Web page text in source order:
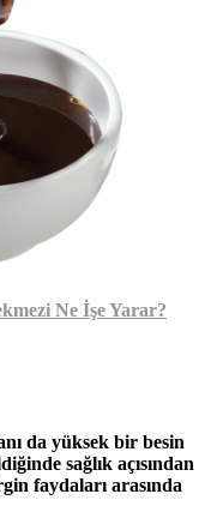
Ne İşe Yarar?
da yüksek bir besin
sağlık açısından
faydaları arasında